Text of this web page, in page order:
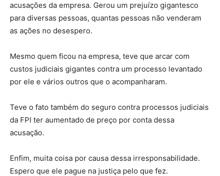
acusações da empresa. Gerou um prejuízo gigantesco
para diversas pessoas, quantas pessoas não venderam
as ações no desespero.
Mesmo quem ficou na empresa, teve que arcar com
custos judiciais gigantes contra um processo levantado
por ele e vários outros que o acompanharam.
Teve o fato também do seguro contra processos judiciais
da FPI ter aumentado de preço por conta dessa
acusação.
Enfim, muita coisa por causa dessa irresponsabilidade.
Espero que ele pague na justiça pelo que fez.